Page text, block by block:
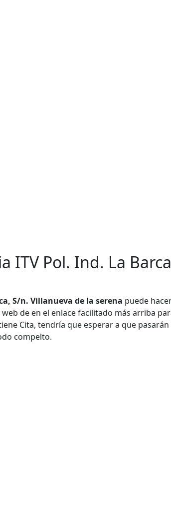
ITV Pol. Ind. La
S/n. Villanueva de la serena puede
de en el enlace facilitado más arriba
Cita, tendría que esperar a que
compelto.